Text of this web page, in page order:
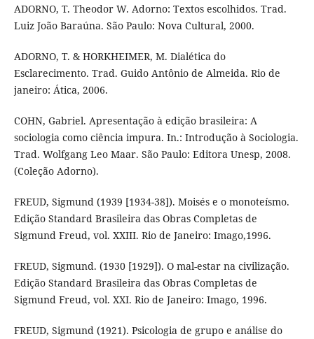
ADORNO, T. Theodor W. Adorno: Textos escolhidos. Trad.
Luiz João Baraúna. São Paulo: Nova Cultural, 2000.
ADORNO, T. & HORKHEIMER, M. Dialética do
Esclarecimento. Trad. Guido Antônio de Almeida. Rio de
janeiro: Ática, 2006.
COHN, Gabriel. Apresentação à edição brasileira: A
sociologia como ciência impura. In.: Introdução à Sociologia.
Trad. Wolfgang Leo Maar. São Paulo: Editora Unesp, 2008.
(Coleção Adorno).
FREUD, Sigmund (1939 [1934-38]). Moisés e o monoteísmo.
Edição Standard Brasileira das Obras Completas de
Sigmund Freud, vol. XXIII. Rio de Janeiro: Imago,1996.
FREUD, Sigmund. (1930 [1929]). O mal-estar na civilização.
Edição Standard Brasileira das Obras Completas de
Sigmund Freud, vol. XXI. Rio de Janeiro: Imago, 1996.
FREUD, Sigmund (1921). Psicologia de grupo e análise do